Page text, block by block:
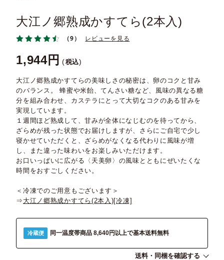
大江ノ郷熟成かすてら(2本入)
（9） レビューを見る
1,944 税込
大江ノ郷熟成かすてらの美味しさの秘密は、卵のコクと甘み
のバランス。 蜂蜜や米飴、てんさい糖など、風味の異なる糖
分を組み合わせ、カステラにとって大切なコクのある甘みを
実現しています。
１週間ほど熟成して、甘みが全体になじむのを待ってから、
ざらめが残った状態でお届けしますが、さらにご自宅で少し
寝かせていただくと、ざらめがなくなる代わりに風味が増
し、また違った味わいをお楽しみいただけます。
お口いっぱいに広がる〈天美卵〉の風味とともにぜいたくな
時間をおすごしください。
＜冷凍でのご用意もございます＞
⇒ 大江ノ郷熟成かすてら(2本入)[冷凍]
冷蔵便 同一温度帯商品 8,640円以上で基本送料無料
送料・同梱を確認する